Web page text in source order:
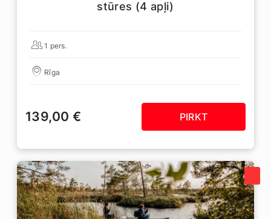
stūres (4 apļi)
1 pers.
Rīga
139,00 € PIRKT